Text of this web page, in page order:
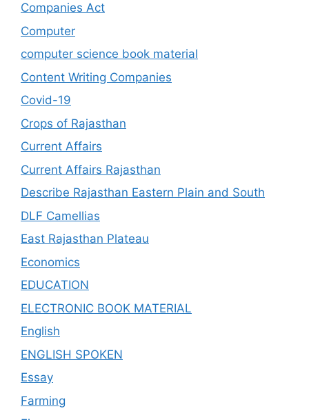
Companies Act
Computer
computer science book material
Content Writing Companies
Covid-19
Crops of Rajasthan
Current Affairs
Current Affairs Rajasthan
Describe Rajasthan Eastern Plain and South
DLF Camellias
East Rajasthan Plateau
Economics
EDUCATION
ELECTRONIC BOOK MATERIAL
English
ENGLISH SPOKEN
Essay
Farming